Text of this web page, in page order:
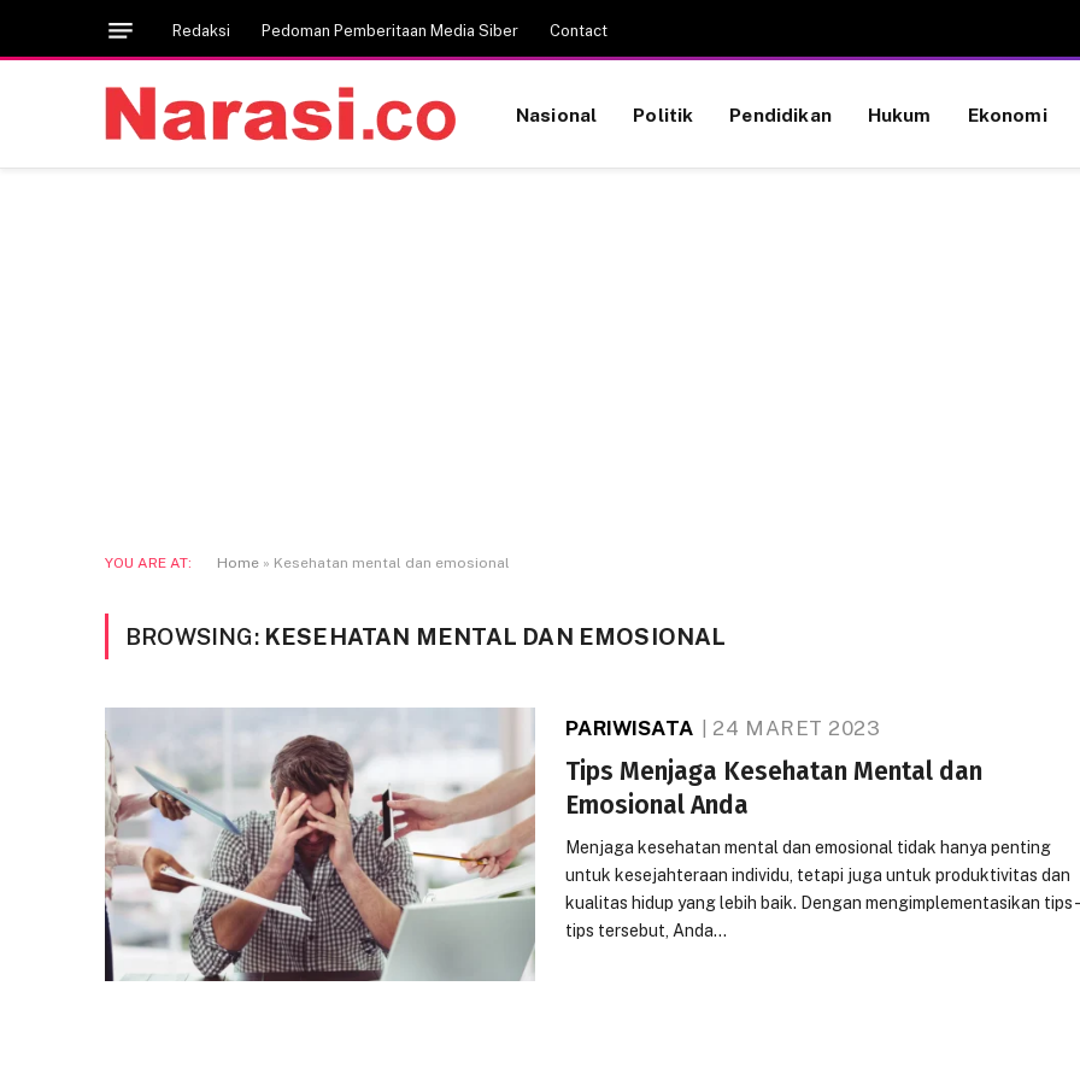
Redaksi Pedoman Pemberitaan Media Siber Contact
Nasional Politik Pendidikan Hukum Ekonomi
YOU ARE AT: Home » Kesehatan mental dan emosional
BROWSING: KESEHATAN MENTAL DAN EMOSIONAL
PARIWISATA 24 MARET 2023
Tips Menjaga Kesehatan Mental dan
Emosional Anda
Menjaga kesehatan mental dan emosional tidak hanya penting
untuk kesejahteraan individu, tetapi juga untuk produktivitas dan
kualitas hidup yang lebih baik. Dengan mengimplementasikan
tips tersebut, Anda…